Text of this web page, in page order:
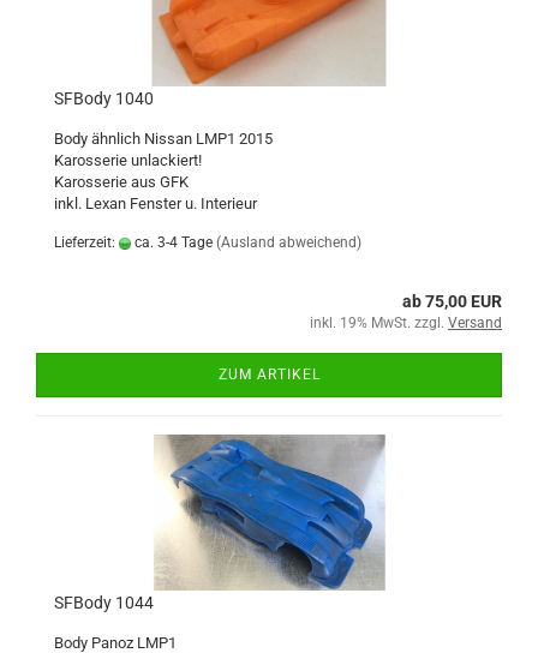
SFBody 1040
Body ähnlich Nissan LMP1 2015
Karosserie unlackiert!
Karosserie aus GFK
inkl. Lexan Fenster u. Interieur
Lieferzeit: ca. 3-4 Tage (Ausland abweichend)
ab 75,00 EUR
inkl. 19% MwSt. zzgl. Versand
ZUM ARTIKEL
SFBody 1044
Body Panoz LMP1